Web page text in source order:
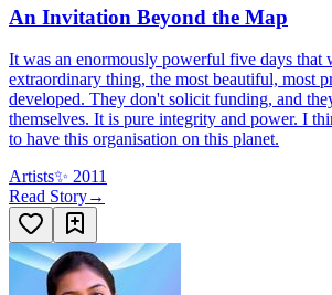
An Invitation Beyond the Map
It was an enormously powerful five days that
extraordinary thing, the most beautiful, most
developed. They don't solicit funding, and
themselves. It is pure integrity and power. I
to have this organisation on this planet.
Artists✨ 2011
Read Story→